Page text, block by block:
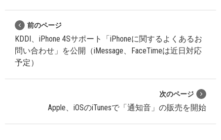
前のページ
KDDI、iPhone 4Sサポート「iPhoneに関するよくあるお
問い合わせ」を公開（iMessage、FaceTimeは近日対応
予定）
次のページ
Apple、iOSのiTunesで「通知音」の販売を開始